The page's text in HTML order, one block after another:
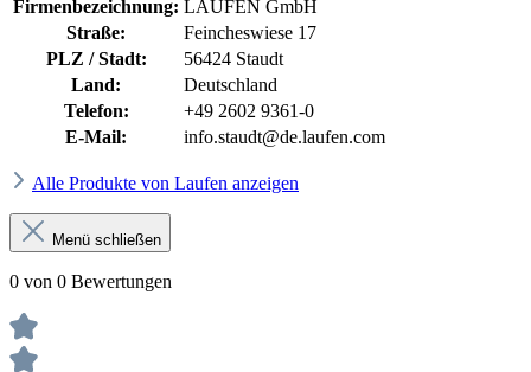
Firmenbezeichnung: LAUFEN GmbH
Straße:
Feincheswiese 17
PLZ / Stadt:
56424 Staudt
Land:
Deutschland
Telefon:
+49 2602 9361-0
E-Mail:
info.staudt@de.laufen.com
Alle Produkte von Laufen anzeigen
Menü schließen
0 von 0 Bewertungen